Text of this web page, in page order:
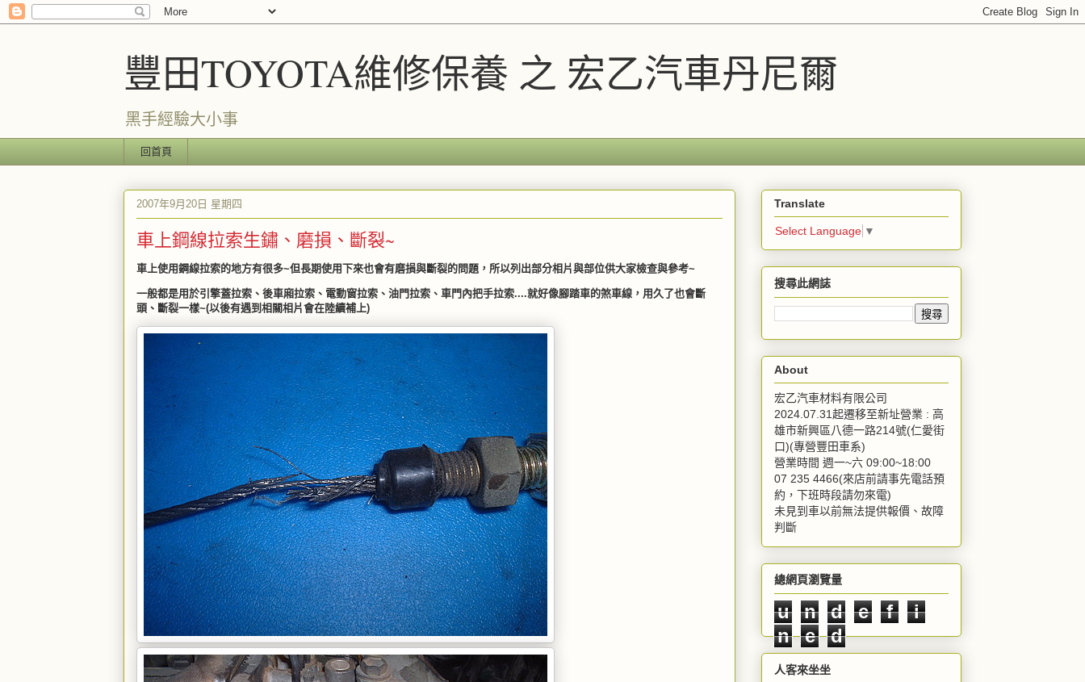
豐田TOYOTA維修保養 之 宏乙汽車丹尼爾
黑手經驗大小事
回首頁
2007年9月20日 星期四
車上鋼線拉索生鏽、磨損、斷裂~
車上使用鋼線拉索的地方有很多~但長期使用下來也會有磨損與斷裂的問題，所以列出部分相片與部位供大家檢查與參考~
一般都是用於引擎蓋拉索、後車廂拉索、電動窗拉索、油門拉索、車門內把手拉索....就好像腳踏車的煞車線，用久了也會斷
頭、斷裂一樣~(以後有遇到相關相片會在陸續補上)
Translate
Select Language ▼
搜尋此網誌
About
宏乙汽車材料有限公司
2024.07.31起遷移至新址營業 : 高
雄市新興區八德一路214號(仁愛街
口)(專營豐田車系)
營業時間 週一~六 09:00~18:00
07 235 4466(來店前請事先電話預
約，下班時段請勿來電)
未見到車以前無法提供報價、故障
判斷
總網頁瀏覽量
u n d e f
i
n
e d
人客來坐坐